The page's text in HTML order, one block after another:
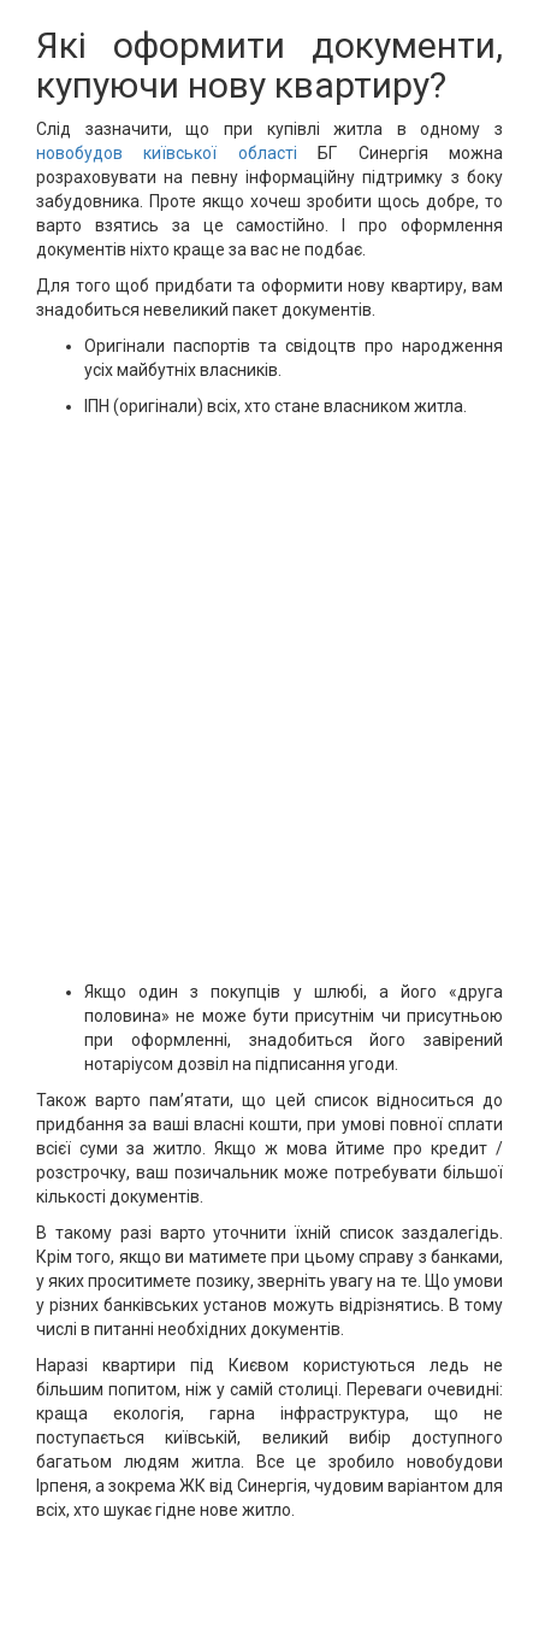
Які оформити документи,
купуючи нову квартиру?
Слід зазначити, що при купівлі житла в одному з
новобудов київської області БГ Синергія можна
розраховувати на певну інформаційну підтримку з боку
забудовника. Проте якщо хочеш зробити щось добре, то
варто взятись за це самостійно. І про оформлення
документів ніхто краще за вас не подбає.
Для того щоб придбати та оформити нову квартиру, вам
знадобиться невеликий пакет документів.
Оригінали паспортів та свідоцтв про народження
усіх майбутніх власників.
ІПН (оригінали) всіх, хто стане власником житла.
Якщо один з покупців у шлюбі, а його «друга
половина» не може бути присутнім чи присутньою
при оформленні, знадобиться його завірений
нотаріусом дозвіл на підписання угоди.
Також варто пам’ятати, що цей список відноситься до
придбання за ваші власні кошти, при умові повної сплати
всієї суми за житло. Якщо ж мова йтиме про кредит /
розстрочку, ваш позичальник може потребувати більшої
кількості документів.
В такому разі варто уточнити їхній список заздалегідь.
Крім того, якщо ви матимете при цьому справу з банками,
у яких проситимете позику, зверніть увагу на те. Що умови
у різних банківських установ можуть відрізнятись. В тому
числі в питанні необхідних документів.
Наразі квартири під Києвом користуються ледь не
більшим попитом, ніж у самій столиці. Переваги очевидні:
краща екологія, гарна інфраструктура, що не
поступається київській, великий вибір доступного
багатьом людям житла. Все це зробило новобудови
Ірпеня, а зокрема ЖК від Синергія, чудовим варіантом для
всіх, хто шукає гідне нове житло.